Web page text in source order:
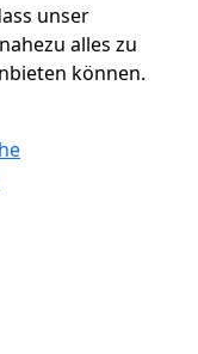
unser
alles zu
können.